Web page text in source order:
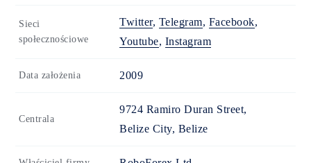
Sieci
społecznościowe
Twitter, Telegram, Facebook,
Youtube, Instagram
Data założenia 2009
Centrala
9724 Ramiro Duran Street,
Belize City, Belize